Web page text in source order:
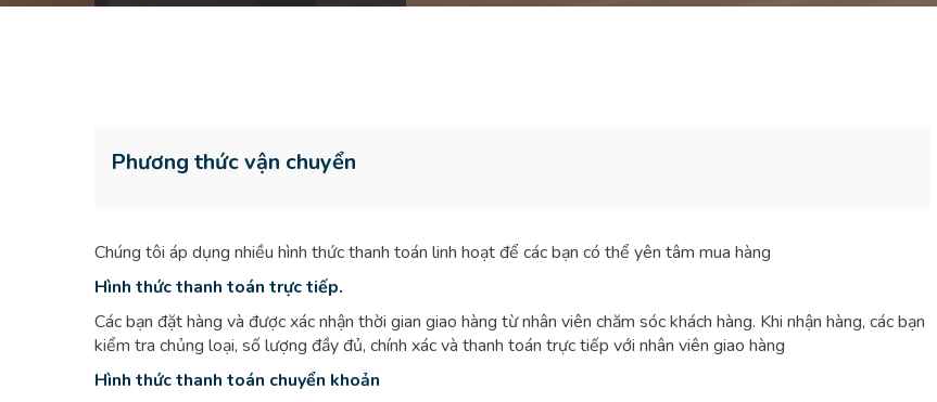
Phương thức vận chuyển
Chúng tôi áp dụng nhiều hình thức thanh toán linh hoạt để các bạn có thể yên tâm mua hàng
Hình thức thanh toán trực tiếp.
Các bạn đặt hàng và được xác nhận thời gian giao hàng từ nhân viên chăm sóc khách hàng. Khi nhận hàng, các bạn
kiểm tra chủng loại, số lượng đầy đủ, chính xác và thanh toán trực tiếp với nhân viên giao hàng
Hình thức thanh toán chuyển khoản